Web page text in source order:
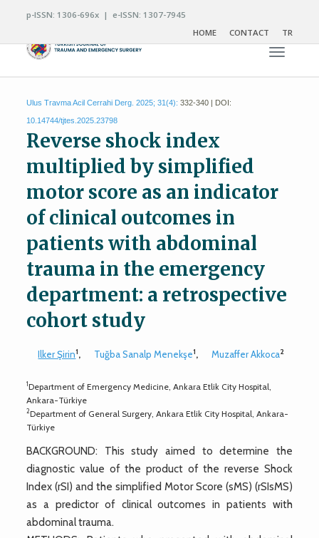
p-ISSN: 1306-696x | e-ISSN: 1307-7945
HOME
CONTACT TR
Toggle
Ulus Travma Acil Cerrahi Derg. 2025; 31(4): 332-340 | DOI:
10.14744/tjtes.2025.23798
Reverse shock index
multiplied by simplified
motor score as an indicator
of clinical outcomes in
patients with abdominal
trauma in the emergency
department: a retrospective
cohort study
Ilker Şirin1, Tuğba Sanalp Menekşe1, Muzaffer Akkoca2
1Department of Emergency Medicine, Ankara Etlik City Hospital,
Ankara-Türkiye
2Department of General Surgery, Ankara Etlik City Hospital, Ankara-
Türkiye
BACKGROUND: This study aimed to determine the
diagnostic value of the product of the reverse Shock
Index (rSI) and the simplified Motor Score (sMS) (rSIsMS)
as a predictor of clinical outcomes in patients with
abdominal trauma.